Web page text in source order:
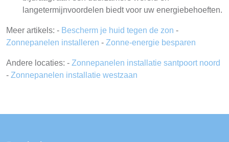
langetermijnvoordelen biedt voor uw energiebehoeften.
Meer artikels: - Bescherm je huid tegen de zon -
Zonnepanelen installeren - Zonne-energie besparen
Andere locaties: - Zonnepanelen installatie santpoort noord
- Zonnepanelen installatie westzaan